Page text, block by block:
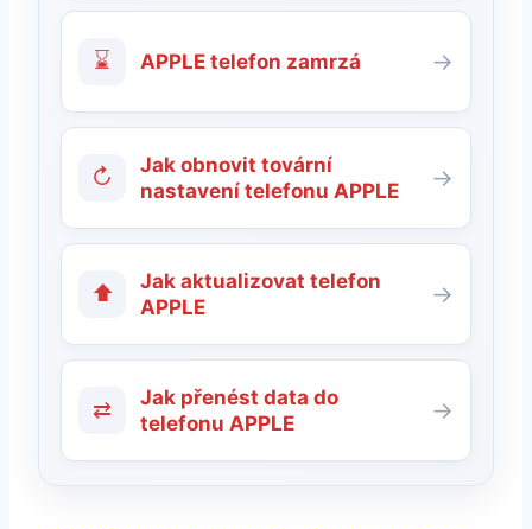
⌛ APPLE telefon zamrzá →
↻
Jak obnovit tovární
nastavení telefonu APPLE
→
⬆
Jak aktualizovat telefon
APPLE
→
⇄
Jak přenést data do
telefonu APPLE
→